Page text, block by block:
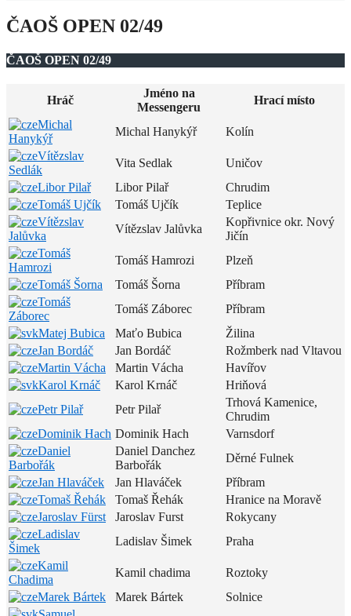
ČAOŠ OPEN 02/49
ČAOŠ OPEN 02/49
Hráč
Jméno na
Messengeru
Hrací místo
Michal
Hanykýř
Michal Hanykýř
Kolín
Vítězslav
Sedlák
Vita Sedlak
Uničov
Libor Pilař
Libor Pilař
Chrudim
Tomáš Ujčík
Tomáš Ujčík
Teplice
Vítězslav
Jalůvka
Vítězslav Jalůvka
Kopřivnice okr. Nový
Jičín
Tomáš
Hamrozi
Tomáš Hamrozi
Plzeň
Tomáš Šorna
Tomáš Šorna
Příbram
Tomáš
Záborec
Tomáš Záborec
Příbram
Matej Bubica
Maťo Bubica
Žilina
Jan Bordáč
Jan Bordáč
Rožmberk nad Vltavou
Martin Vácha
Martin Vácha
Havířov
Karol Krnáč
Karol Krnáč
Hriňová
Petr Pilař
Petr Pilař
Trhová Kamenice,
Chrudim
Dominik Hach Dominik Hach
Varnsdorf
Daniel
Barbořák
Daniel Danchez
Barbořák
Děrné Fulnek
Jan Hlaváček
Jan Hlaváček
Příbram
Tomaš Řehák
Tomaš Řehák
Hranice na Moravě
Jaroslav Fürst
Jaroslav Furst
Rokycany
Ladislav
Šimek
Ladislav Šimek
Praha
Kamil
Chadima
Kamil chadima
Roztoky
Marek Bártek
Marek Bártek
Solnice